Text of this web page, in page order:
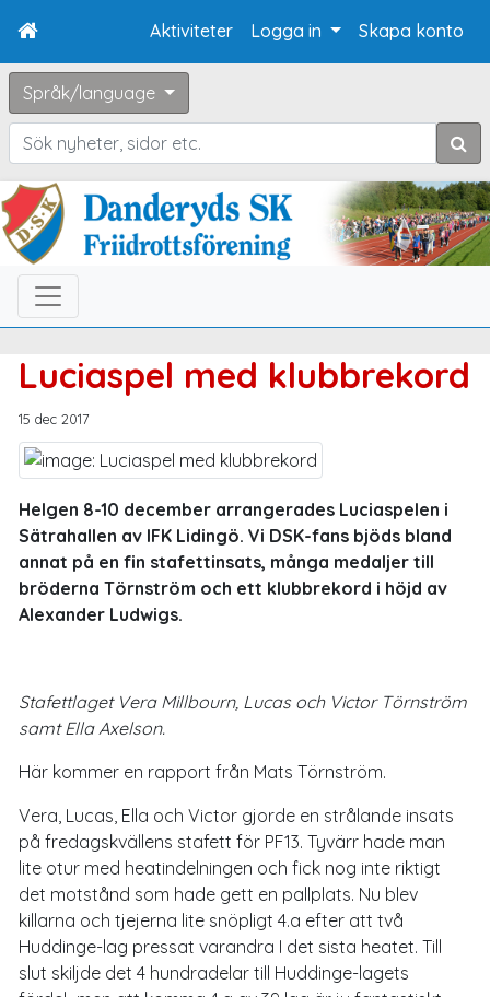
Aktiviteter Logga in Skapa konto
Språk/language
Sök
Luciaspel med klubbrekord
15 dec 2017
Helgen 8-10 december arrangerades Luciaspelen i
Sätrahallen av IFK Lidingö. Vi DSK-fans bjöds bland
annat på en fin stafettinsats, många medaljer till
bröderna Törnström och ett klubbrekord i höjd av
Alexander Ludwigs.
Stafettlaget Vera Millbourn, Lucas och Victor Törnström
samt Ella Axelson.
Här kommer en rapport från Mats Törnström.
Vera, Lucas, Ella och Victor gjorde en strålande insats
på fredagskvällens stafett för PF13. Tyvärr hade man
lite otur med heatindelningen och fick nog inte riktigt
det motstånd som hade gett en pallplats. Nu blev
killarna och tjejerna lite snöpligt 4.a efter att två
Huddinge-lag pressat varandra I det sista heatet. Till
slut skiljde det 4 hundradelar till Huddinge-lagets